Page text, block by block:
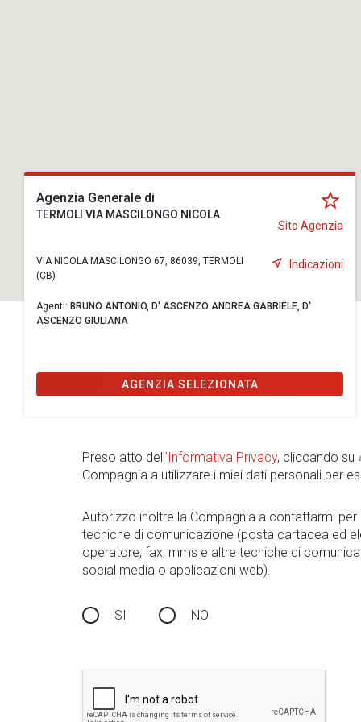
Agenzia Generale di
TERMOLI VIA MASCILONGO NICOLA
Sito Agenzia
VIA NICOLA MASCILONGO 67, 86039, TERMOLI
(CB)
Indicazioni
Agenti: BRUNO ANTONIO, D' ASCENZO ANDREA GABRIELE, D'
ASCENZO GIULIANA
AGENZIA SELEZIONATA
Preso atto dell’Informativa Privacy, cliccando su
Compagnia a utilizzare i miei dati personali per
Autorizzo inoltre la Compagnia a contattarmi
tecniche di comunicazione (posta cartacea ed
operatore, fax, mms e altre tecniche di
social media o applicazioni web).
SI NO